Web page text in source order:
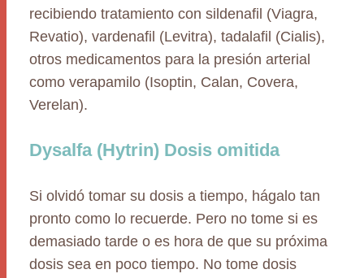
recibiendo tratamiento con sildenafil (Viagra,
Revatio), vardenafil (Levitra), tadalafil (Cialis),
otros medicamentos para la presión arterial
como verapamilo (Isoptin, Calan, Covera,
Verelan).
Dysalfa (Hytrin) Dosis omitida
Si olvidó tomar su dosis a tiempo, hágalo tan
pronto como lo recuerde. Pero no tome si es
demasiado tarde o es hora de que su próxima
dosis sea en poco tiempo. No tome dosis